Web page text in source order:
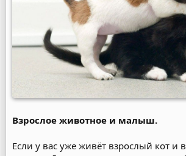
Взрослое животное и малыш.
Если у вас уже живёт взрослый кот и